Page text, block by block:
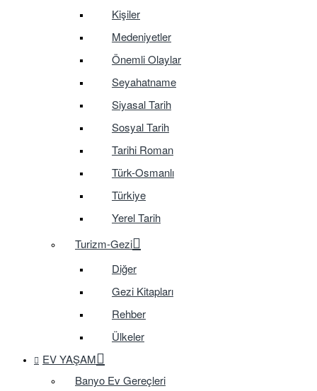
Kişiler
Medeniyetler
Önemli Olaylar
Seyahatname
Siyasal Tarih
Sosyal Tarih
Tarihi Roman
Türk-Osmanlı
Türkiye
Yerel Tarih
Turizm-Gezi
Diğer
Gezi Kitapları
Rehber
Ülkeler
EV YAŞAM
Banyo Ev Gereçleri